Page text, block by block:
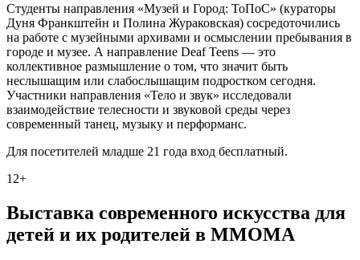
Студенты направления «Музей и Город: ТоПоС» (кураторы
Дуня Франкштейн и Полина Жураковская) сосредоточились
на работе с музейными архивами и осмыслении пребывания в
городе и музее. А направление Deaf Teens — это
коллективное размышление о том, что значит быть
неслышащим или слабослышащим подростком сегодня.
Участники направления «Тело и звук» исследовали
взаимодействие телесности и звуковой среды через
современный танец, музыку и перформанс.
Для посетителей младше 21 года вход бесплатный.
12+
Выставка современного искусства для
детей и их родителей в ММОМА